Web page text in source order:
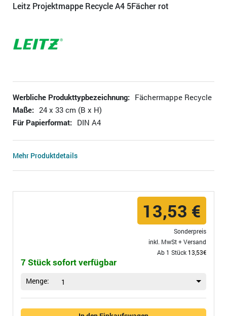
Leitz Projektmappe Recycle A4 5Fächer rot
Werbliche Produkttypbezeichnung: Fächermappe Recycle
Maße: 24 x 33 cm (B x H)
Für Papierformat: DIN A4
Mehr Produktdetails
13,53 €
Sonderpreis
inkl. MwSt +Versand
Ab 1 Stück 13,53€
7 Stück sofort verfügbar
Menge: 1